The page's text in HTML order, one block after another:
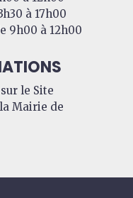
à 17h00
9h00 à 12h00
le Site
Mairie de